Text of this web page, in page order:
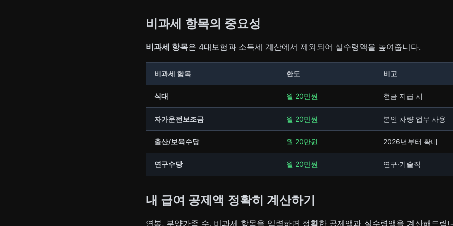
비과세 항목의 중요성
비과세 항목은 4대보험과 소득세 계산에서 제외되어 실수령액을 높여줍니다.
비과세 항목 한도 비고
식대 월 20만원 현금 지급 시
자가운전보조금 월 20만원 본인 차량 업무 사용
출산/보육수당 월 20만원 2026년부터 확대
연구수당 월 20만원 연구·기술직
내 급여 공제액 정확히 계산하기
연봉, 부양가족 수, 비과세 항목을 입력하면 정확한 공제액과 실수령액을 계산해드립